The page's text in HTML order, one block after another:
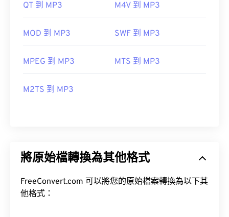
QT 到 MP3 M4V 到 MP3
MOD 到 MP3 SWF 到 MP3
MPEG 到 MP3 MTS 到 MP3
M2TS 到 MP3
將原始檔轉換為其他格式
FreeConvert.com 可以將您的原始檔案轉換為以下其
他格式：